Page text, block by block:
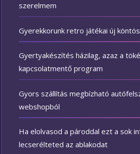
szerelmem
Gyerekkorunk retro játékai új
Gyertyakészítés házilag, azaz a
kapcsolatmentő program
Gyors szállítás megbízható
webshopból
Ha elolvasod a pároddal ezt a sok
lecserélteted az ablakodat